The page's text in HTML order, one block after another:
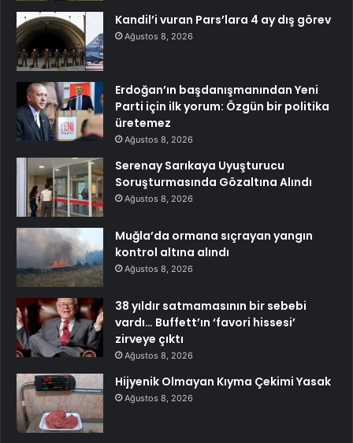
Kandil’i vuran Pars’lara 4 ay dış görev
Ağustos 8, 2026
Erdoğan’ın başdanışmanından Yeni
Parti için ilk yorum: Özgün bir politika
üretemez
Ağustos 8, 2026
Serenay Sarıkaya Uyuşturucu
Soruşturmasında Gözaltına Alındı
Ağustos 8, 2026
Muğla’da ormana sıçrayan yangın
kontrol altına alındı
Ağustos 8, 2026
38 yıldır satmamasının bir sebebi
vardı… Buffett’ın ‘favori hissesi’
zirveye çıktı
Ağustos 8, 2026
Hijyenik Olmayan Kıyma Çekimi Yasak
Ağustos 8, 2026